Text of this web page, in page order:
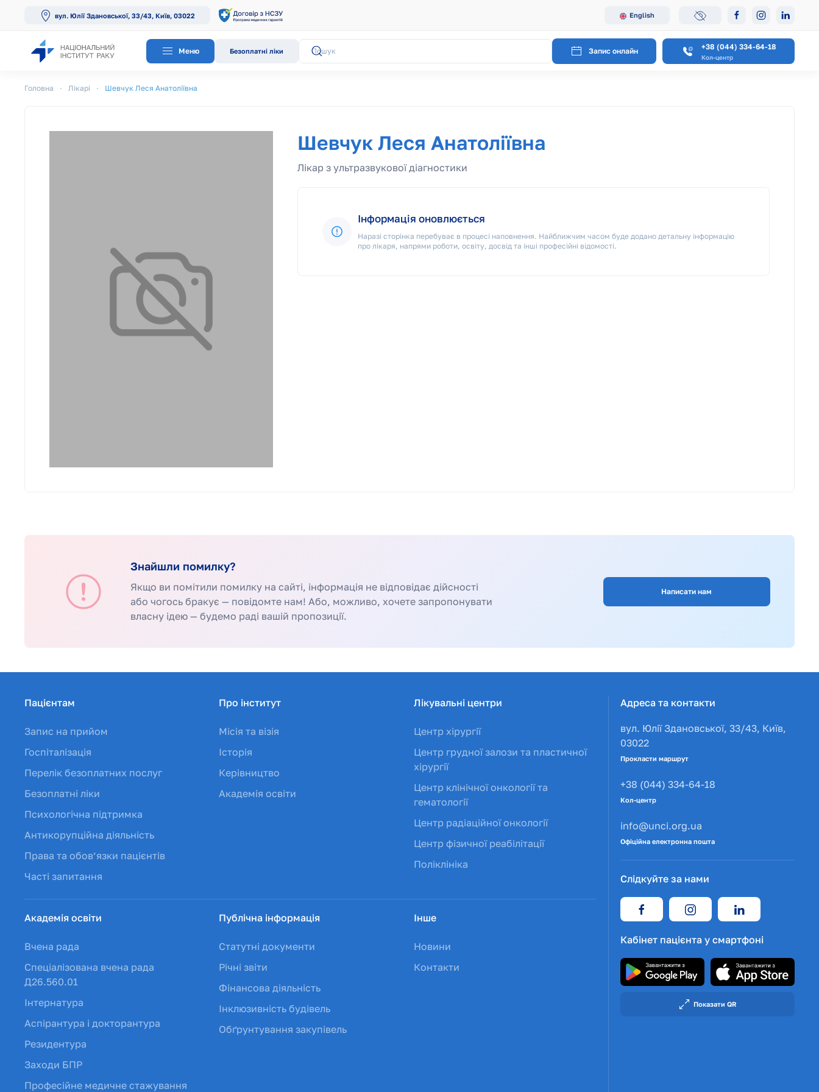
вул. Юлії Здановської, 33/43, Київ, 03022 English
Меню Безоплатні ліки Запис онлайн +38 (044) 334-64-18
Кол-центр
Головна Лікарі Шевчук Леся Анатоліївна
Шевчук Леся Анатоліївна
Лікар з ультразвукової діагностики
Інформація оновлюється
Наразі сторінка перебуває в процесі наповнення. Найближчим часом буде додано детальну інформацію
про лікаря, напрями роботи, освіту, досвід та інші професійні відомості.
Знайшли помилку?
Якщо ви помітили помилку на сайті, інформація не відповідає дійсності
або чогось бракує — повідомте нам! Або, можливо, хочете запропонувати
власну ідею — будемо раді вашій пропозиції.
Написати нам
Пацієнтам
Запис на прийом
Госпіталізація
Перелік безоплатних послуг
Безоплатні ліки
Психологічна підтримка
Антикорупційна діяльність
Права та обов’язки пацієнтів
Часті запитання
Про інститут
Місія та візія
Історія
Керівництво
Академія освіти
Лікувальні центри
Центр хірургії
Центр грудної залози та пластичної
хірургії
Центр клінічної онкології та
гематології
Центр радіаційної онкології
Центр фізичної реабілітації
Поліклініка
Академія освіти
Вчена рада
Спеціалізована вчена рада
Д26.560.01
Інтернатура
Аспірантура і докторантура
Резидентура
Заходи БПР
Професійне медичне стажування
Публічна інформація
Статутні документи
Річні звіти
Фінансова діяльність
Інклюзивність будівель
Обґрунтування закупівель
Інше
Новини
Контакти
Адреса та контакти
вул. Юлії Здановської, 33/43, Київ,
03022
Прокласти маршрут
+38 (044) 334-64-18
Кол-центр
info@unci.org.ua
Офіційна електронна пошта
Слідкуйте за нами
Кабінет пацієнта у смартфоні
Показати QR